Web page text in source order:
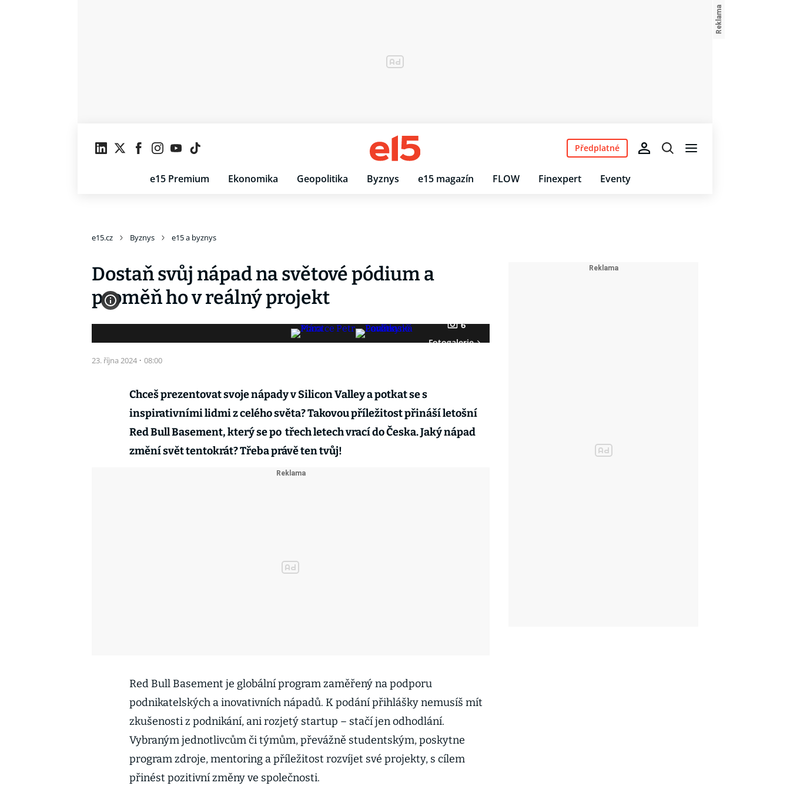
e15 Premium Ekonomika Geopolitika Byznys e15 magazín FLOW Finexpert Eventy
Předplatné
e15.cz Byznys e15 a byznys
Dostaň svůj nápad na světové pódium a
proměň ho v reálný projekt
6
Fotogalerie
23. října 2024 · 08:00
Chceš prezentovat svoje nápady v Silicon Valley a potkat se s
inspirativními lidmi z celého světa? Takovou příležitost přináší letošní
Red Bull Basement, který se po třech letech vrací do Česka. Jaký nápad
změní svět tentokrát? Třeba právě ten tvůj!
Red Bull Basement je globální program zaměřený na podporu
podnikatelských a inovativních nápadů. K podání přihlášky nemusíš mít
zkušenosti z podnikání, ani rozjetý startup – stačí jen odhodlání.
Vybraným jednotlivcům či týmům, převážně studentským, poskytne
program zdroje, mentoring a příležitost rozvíjet své projekty, s cílem
přinést pozitivní změny ve společnosti.